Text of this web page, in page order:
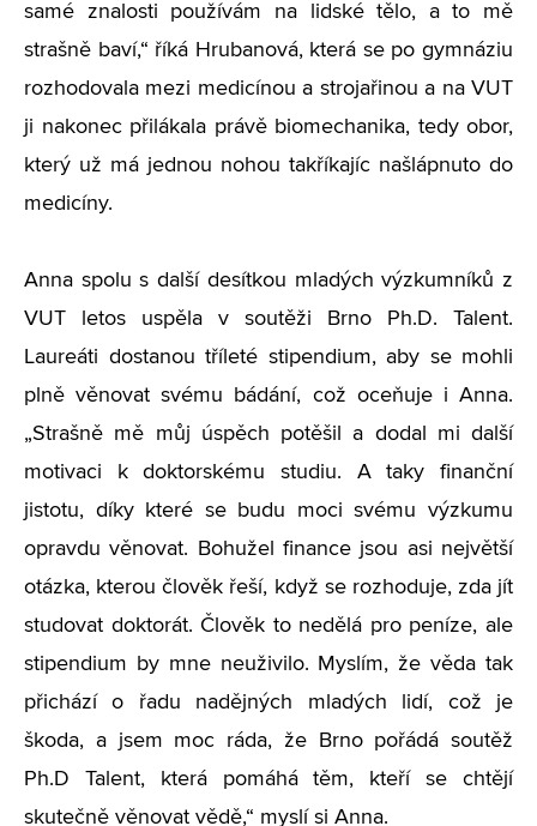
samé znalosti používám na lidské tělo, a to mě
strašně baví,“ říká Hrubanová, která se po gymnáziu
rozhodovala mezi medicínou a strojařinou a na VUT
ji nakonec přilákala právě biomechanika, tedy obor,
který už má jednou nohou takříkajíc našlápnuto do
medicíny.
Anna spolu s další desítkou mladých výzkumníků z
VUT letos uspěla v soutěži Brno Ph.D. Talent.
Laureáti dostanou tříleté stipendium, aby se mohli
plně věnovat svému bádání, což oceňuje i Anna.
„Strašně mě můj úspěch potěšil a dodal mi další
motivaci k doktorskému studiu. A taky finanční
jistotu, díky které se budu moci svému výzkumu
opravdu věnovat. Bohužel finance jsou asi největší
otázka, kterou člověk řeší, když se rozhoduje, zda jít
studovat doktorát. Člověk to nedělá pro peníze, ale
stipendium by mne neuživilo. Myslím, že věda tak
přichází o řadu nadějných mladých lidí, což je
škoda, a jsem moc ráda, že Brno pořádá soutěž
Ph.D Talent, která pomáhá těm, kteří se chtějí
skutečně věnovat vědě,“ myslí si Anna.